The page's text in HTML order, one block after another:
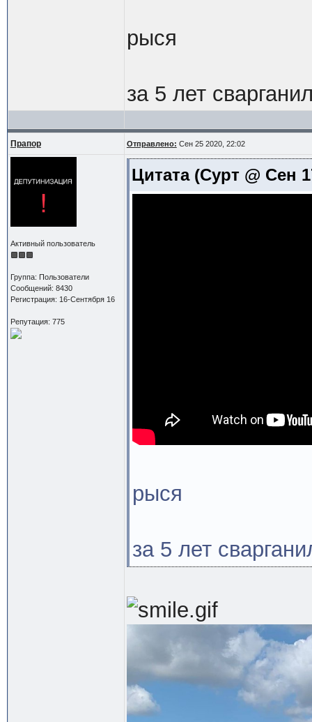
рыся
за 5 лет
Прапор Отправлено: Сен 25 2020, 22:02
Активный пользователь
Группа: Пользователи
Сообщений: 8430
Регистрация: 16-Сентября 16
Репутация: 775
Цитата(Сурт @ Сен
рыся
за 5 лет